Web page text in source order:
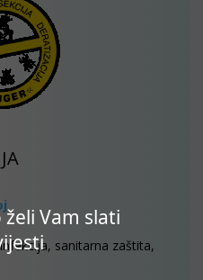
Vam slati
sanitarna zaštita,